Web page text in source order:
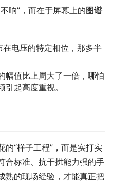
响”，而在于屏幕上的图谱
在电压的特定相位，那多半
幅值比上周大了一倍，哪怕
起高度重视。
的“样子工程”，而是实打实
合标准、抗干扰能力强的手
熟的现场经验，才能真正把